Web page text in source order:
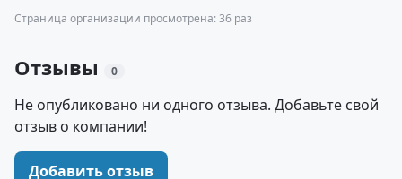
Страница организации просмотрена: 36 раз
Отзывы 0
Не опубликовано ни одного отзыва. Добавьте свой
отзыв о компании!
Добавить отзыв